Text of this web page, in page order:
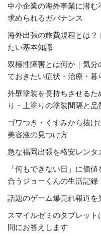
中小企業の海外事業に潜
求められるガバナンス
海外出張の旅費規程とは？
たい基本知識
双極性障害とは何か｜気分
ておきたい症状・治療・暮
外壁塗装を長持ちさせる
り・上塗りの塗装間隔と
ゴワつき・くすみから抜
美容液の見つけ方
急な福岡出張を格安レンタ
「何もできない日」に価
合うジョーくんの生活記録
話題のゲーム爆売れ報道を
スマイルゼミのタブレッ
問にお答えします